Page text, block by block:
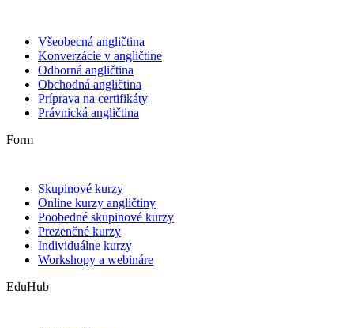
Všeobecná angličtina
Konverzácie v angličtine
Odborná angličtina
Obchodná angličtina
Príprava na certifikáty
Právnická angličtina
Form
Skupinové kurzy
Online kurzy angličtiny
Poobedné skupinové kurzy
Prezenčné kurzy
Individuálne kurzy
Workshopy a webináre
EduHub